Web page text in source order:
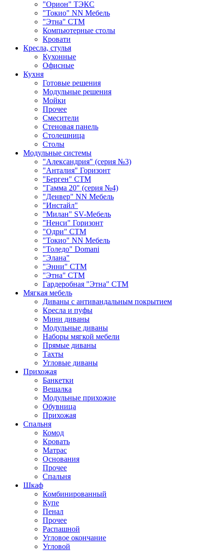
"Орион" ТЭКС
"Токио" NN Мебель
"Этна" СТМ
Компьютерные столы
Кровати
Кресла, стулья
Кухонные
Офисные
Кухня
Готовые решения
Модульные решения
Мойки
Прочее
Смесители
Стеновая панель
Столешница
Столы
Модульные системы
"Александрия" (серия №3)
"Анталия" Горизонт
"Берген" СТМ
"Гамма 20" (серия №4)
"Денвер" NN Мебель
"Инстайл"
"Милан" SV-Мебель
"Ненси" Горизонт
"Одри" СТМ
"Токио" NN Мебель
"Толедо" Domani
"Элана"
"Энни" СТМ
"Этна" СТМ
Гардеробная "Этна" СТМ
Мягкая мебель
Диваны с антивандальным покрытием
Кресла и пуфы
Мини диваны
Модульные диваны
Наборы мягкой мебели
Прямые диваны
Тахты
Угловые диваны
Прихожая
Банкетки
Вешалка
Модульные прихожие
Обувница
Прихожая
Спальня
Комод
Кровать
Матраc
Основания
Прочее
Спальня
Шкаф
Комбинированный
Купе
Пенал
Прочее
Распашной
Угловое окончание
Угловой